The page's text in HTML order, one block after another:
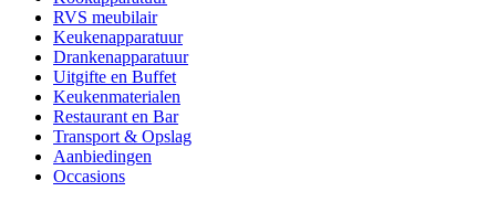
RVS meubilair
Keukenapparatuur
Drankenapparatuur
Uitgifte en Buffet
Keukenmaterialen
Restaurant en Bar
Transport & Opslag
Aanbiedingen
Occasions